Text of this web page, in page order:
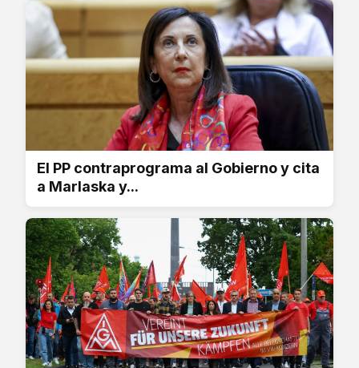
El PP contraprograma al Gobierno y cita
a Marlaska y...